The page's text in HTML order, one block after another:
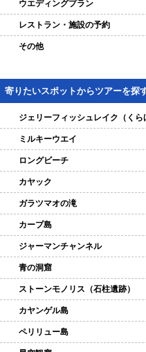
ウエディングプラン
レストラン・施設の予約
その他
寄りたいスポットからツアーを探
ジェリーフィッシュレイク（くら
ミルキーウエイ
ロングビーチ
カヤック
ガラツマオの滝
カープ島
ジャーマンチャンネル
青の洞窟
ストーンモノリス（石柱遺跡）
カヤンゲル島
ペリリュー島